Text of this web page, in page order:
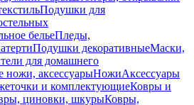
Подушки для
бельеПледы,
Подушки декоративныеМаски,
для домашнего
ножи, аксессуарыНожиАксессуары
и комплектующиеКовры и
циновки, шкурыКовры,